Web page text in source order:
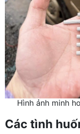
Hình ảnh minh
Các tình